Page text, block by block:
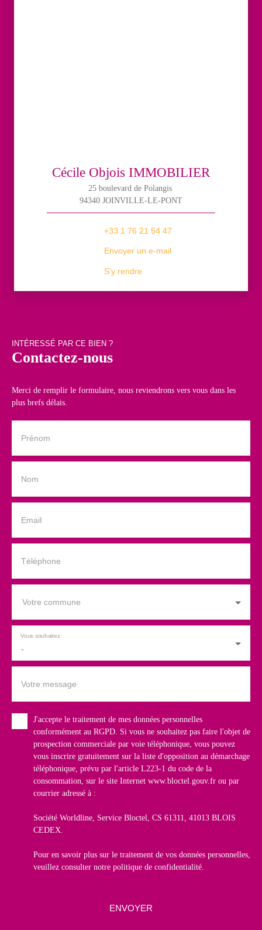
Cécile Objois IMMOBILIER
25 boulevard de Polangis
94340 JOINVILLE-LE-PONT
+33 1 76 21 54 47
Envoyer un e-mail
S'y rendre
INTÉRESSÉ PAR CE BIEN ?
Contactez-nous
Merci de remplir le formulaire, nous reviendrons vers vous dans les
plus brefs délais.
Prénom
Nom
Email
Téléphone
Votre commune
-
Vous souhaitez
Votre message
J'accepte le traitement de mes données personnelles
conformément au RGPD. Si vous ne souhaitez pas faire l'objet de
prospection commerciale par voie téléphonique, vous pouvez
vous inscrire gratuitement sur la liste d'opposition au démarchage
téléphonique, prévu par l'article L223-1 du code de la
consommation, sur le site Internet www.bloctel.gouv.fr ou par
courrier adressé à :
Société Worldline, Service Bloctel, CS 61311, 41013 BLOIS
CEDEX.
Pour en savoir plus sur le traitement de vos données personnelles,
veuillez consulter notre politique de confidentialité
ENVOYER